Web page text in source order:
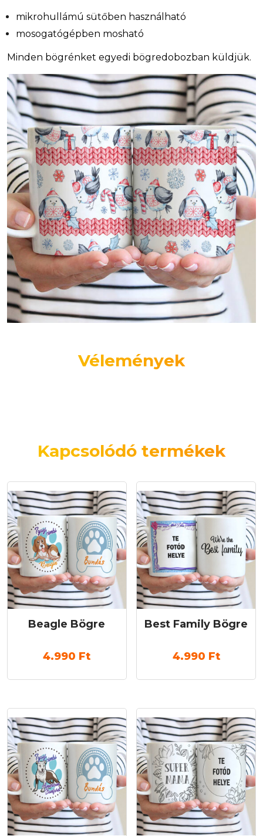
mikrohullámú sütőben használható
mosogatógépben mosható
Minden bögrénket egyedi bögredobozban küldjük.
Vélemények
Kapcsolódó termékek
Beagle Bögre
4.990 Ft
Best Family Bögre
4.990 Ft